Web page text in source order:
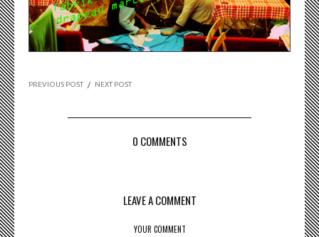
PREVIOUS POST / NEXT POST
0 COMMENTS
LEAVE A COMMENT
YOUR COMMENT